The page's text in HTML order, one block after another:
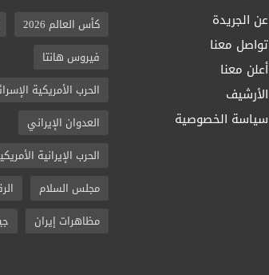
كأس العالم 2026
فيروس هانتا
الحرب الأمريكية
العدوان الإيراني
الحرب الإيرانية
مجلس السلام
مظاهرات إيران
عن الجريدة
تواصل معنا
أعلن معنا
الأرشيف
سياسة الخصوصية